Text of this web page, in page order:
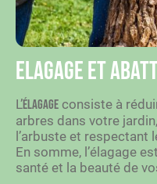
Elagage et
L’élagage consiste à
arbres dans votre
l’arbuste et respectant
En somme, l’élagage
santé et la beauté de